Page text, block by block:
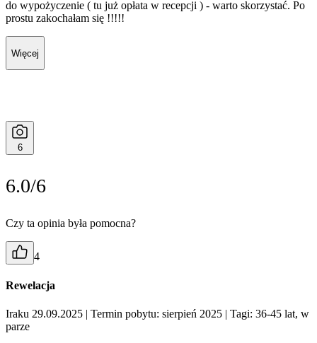
do wypożyczenie ( tu już opłata w recepcji ) - warto skorzystać. Po
prostu zakochałam się !!!!!
Więcej
6
6.0/6
Czy ta opinia była pomocna?
4
Rewelacja
Iraku 29.09.2025 | Termin pobytu: sierpień 2025 | Tagi: 36-45 lat, w
parze